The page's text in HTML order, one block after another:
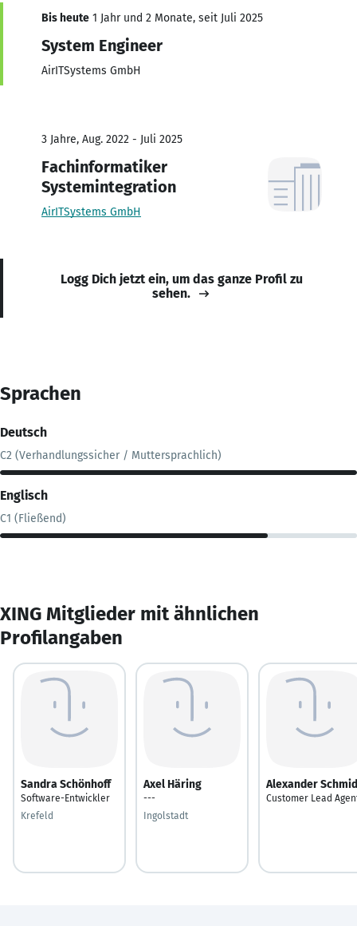
Bis heute 1 Jahr und 2 Monate, seit Juli 2025
System Engineer
AirITSystems GmbH
3 Jahre, Aug. 2022 - Juli 2025
Fachinformatiker
Systemintegration
AirITSystems GmbH
Logg Dich jetzt ein, um das ganze Profil zu
sehen.
Sprachen
Deutsch
C2 (Verhandlungssicher / Muttersprachlich)
Englisch
C1 (Fließend)
XING Mitglieder mit ähnlichen
Profilangaben
Sandra Schönhoff
Software-Entwickler
Krefeld
Axel Häring
---
Ingolstadt
Alexander
Customer Lead